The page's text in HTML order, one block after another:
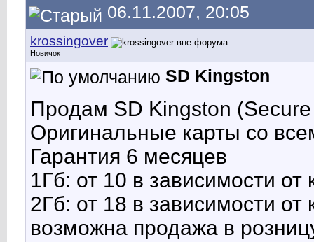
06.11.2007, 20:05
krossingover
Новичок
SD Kingston
Продам SD Kingston
Оригинальные карты со
Гарантия 6 месяцев
1Гб: от 10 в зависимости от
2Гб: от 18 в зависимости от
возможна продажа в